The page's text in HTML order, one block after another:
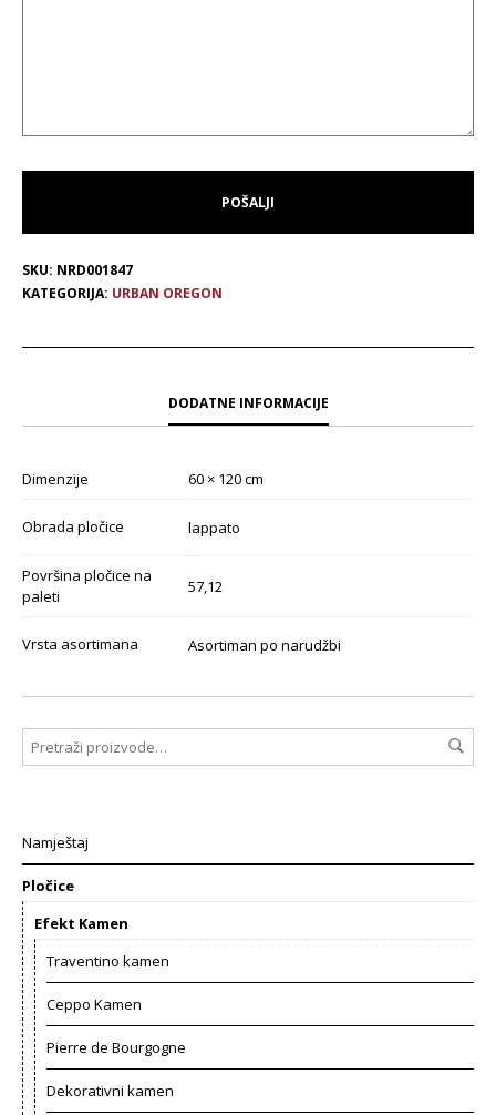
SKU: NRD001847
KATEGORIJA: URBAN OREGON
DODATNE INFORMACIJE
Dimenzije 60 × 120 cm
Obrada pločice lappato
Površina pločice na
paleti
57,12
Vrsta asortimana Asortiman po narudžbi
Namještaj
Pločice
Efekt Kamen
Traventino kamen
Ceppo Kamen
Pierre de Bourgogne
Dekorativni kamen